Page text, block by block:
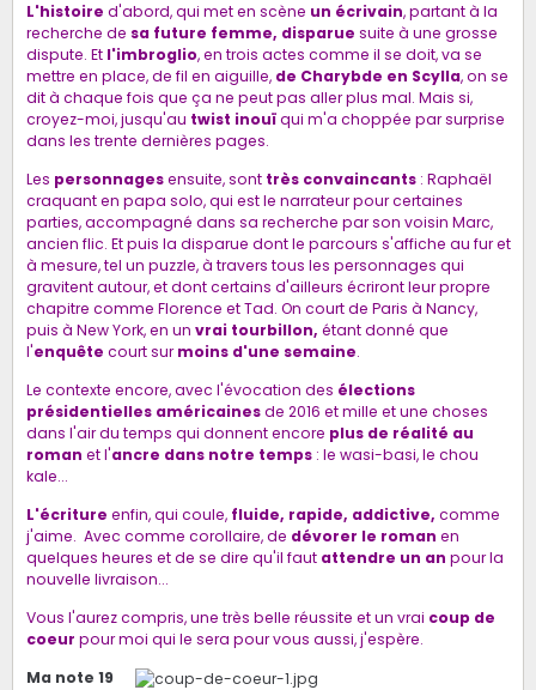
L'histoire d'abord, qui met en scène un écrivain, partant à la
recherche de sa future femme, disparue suite à une grosse
dispute. Et l'imbroglio, en trois actes comme il se doit, va se
mettre en place, de fil en aiguille, de Charybde en Scylla, on se
dit à chaque fois que ça ne peut pas aller plus mal. Mais si,
croyez-moi, jusqu'au twist inouïqui m'a choppée par surprise
dans les trente dernières pages.
Les personnagesensuite, sont très convaincants : Raphaël
craquant en papa solo, qui est le narrateur pour certaines
parties, accompagné dans sa recherche par son voisin Marc,
ancien flic. Et puis la disparue dont le parcours s'affiche au fur et
à mesure, tel un puzzle, à travers tous les personnages qui
gravitent autour, et dont certains d'ailleurs écriront leur propre
chapitre comme Florence et Tad. On court de Paris à Nancy,
puis à New York, en un vrai tourbillon, étant donné que
l'enquête court surmoins d'une semaine.
Le contexte encore, avec l'évocation des élections
présidentielles américainesde 2016 et mille et une choses
dans l'air du temps qui donnent encore plus de réalité au
roman et l'ancre dans notre temps: le wasi-basi, le chou
kale...
L'écriture enfin, qui coule, fluide, rapide, addictive, comme
j'aime. Avec comme corollaire, de dévorer le roman en
quelques heures et de se dire qu'il faut attendre un an pour la
nouvelle livraison...
Vous l'aurez compris, une très belle réussite et un vrai coup de
coeur pour moi qui le sera pour vous aussi, j'espère.
Ma note 19